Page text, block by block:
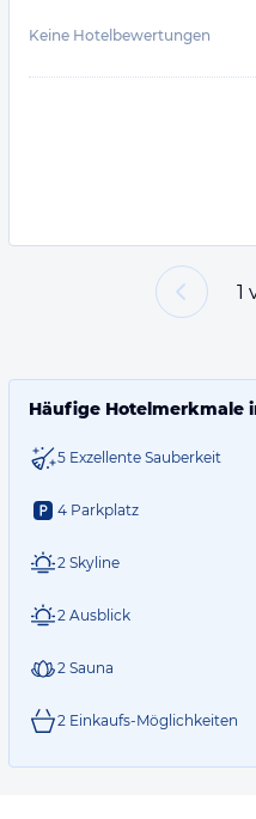
Keine Hotelbewertungen
1
Häufige Hotelmerkmale
5 Exzellente Sauberkeit
4 Parkplatz
2 Skyline
2 Ausblick
2 Sauna
2 Einkaufs-Möglichkeiten